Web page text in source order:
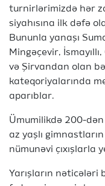
turnirlərimizdə hər
siyahısına ilk dəfə
Bununla yanaşı
Mingəçevir,
və Şirvandan olan
kateqoriyalarında
aparıblar.
Ümumilikdə 200-
az yaşlı
nümunəvi çıxışlarla
Yarışların nəticələri